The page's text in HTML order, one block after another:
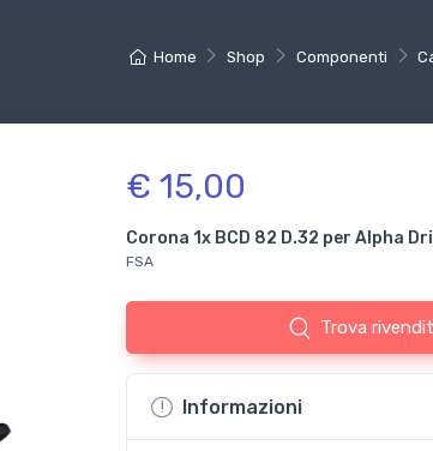
Home Shop Componenti
€ 15,00
Corona 1x BCD 82 D.32 per Alpha
FSA
Trova
Informazioni